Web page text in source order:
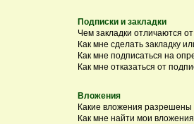
Подписки и закладки
Чем закладки отличаются
Как мне сделать закладку
Как мне подписаться на
Как мне отказаться от
Вложения
Какие вложения
Как мне найти мои